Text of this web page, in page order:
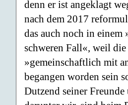
denn er ist angeklagt
nach dem 2017
das auch noch in einem
schweren Fall«, weil die
»gemeinschaftlich mit
begangen worden sein
Dutzend seiner